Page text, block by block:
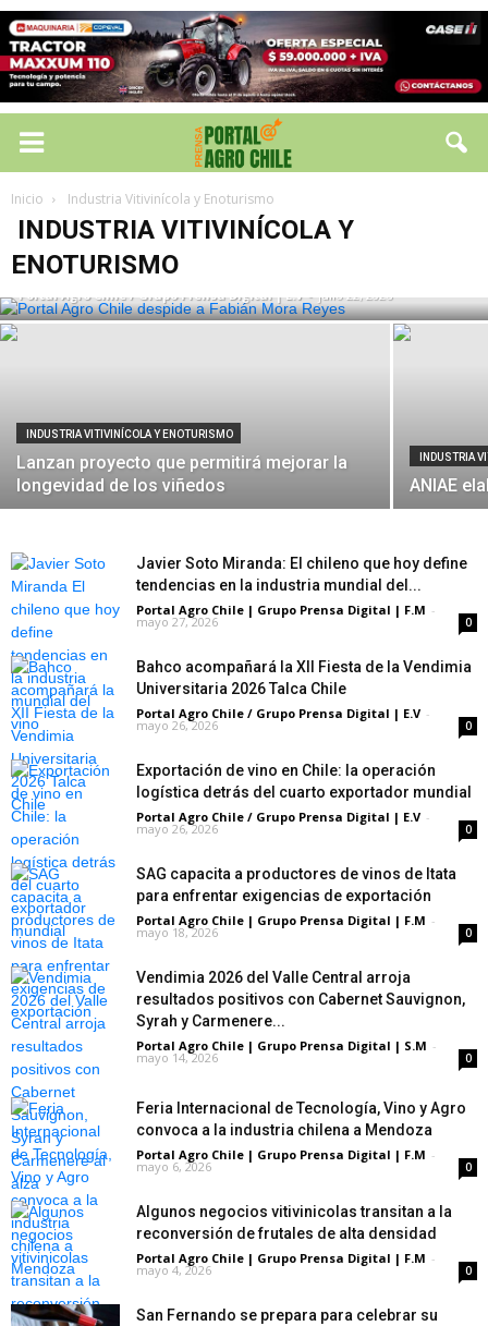
Inicio Industria Vitivinícola y Enoturismo
INDUSTRIA VITIVINÍCOLA Y
ENOTURISMO
INDUSTRIA VITIVINÍCOLA Y ENOTURISMO
Portal Agro Chile despide a Fabián Mora
Reyes
Portal Agro Chile / Grupo Prensa Digital | E.V - julio 22, 2026
INDUSTRIA VITIVINÍCOLA Y ENOTURISMO
Lanzan proyecto que permitirá mejorar la
longevidad de los viñedos
INDUSTRIA
ANIAE
Javier Soto Miranda: El chileno que hoy define
tendencias en la industria mundial del...
Portal Agro Chile | Grupo Prensa Digital | F.M -
mayo 27, 2026 0
Bahco acompañará la XII Fiesta de la Vendimia
Universitaria 2026 Talca Chile
Portal Agro Chile / Grupo Prensa Digital | E.V -
mayo 26, 2026 0
Exportación de vino en Chile: la operación
logística detrás del cuarto exportador mundial
Portal Agro Chile / Grupo Prensa Digital | E.V -
mayo 26, 2026 0
SAG capacita a productores de vinos de Itata
para enfrentar exigencias de exportación
Portal Agro Chile | Grupo Prensa Digital | F.M -
mayo 18, 2026 0
Vendimia 2026 del Valle Central arroja
resultados positivos con Cabernet Sauvignon,
Syrah y Carmenere...
Portal Agro Chile | Grupo Prensa Digital | S.M -
mayo 14, 2026 0
Feria Internacional de Tecnología, Vino y Agro
convoca a la industria chilena a Mendoza
Portal Agro Chile | Grupo Prensa Digital | F.M -
mayo 6, 2026 0
Algunos negocios vitivinicolas transitan a la
reconversión de frutales de alta densidad
Portal Agro Chile | Grupo Prensa Digital | F.M -
mayo 4, 2026 0
San Fernando se prepara para celebrar su